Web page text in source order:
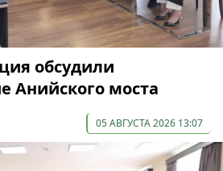
обсудили
Анийского моста
05 АВГУСТА 2026 13:07